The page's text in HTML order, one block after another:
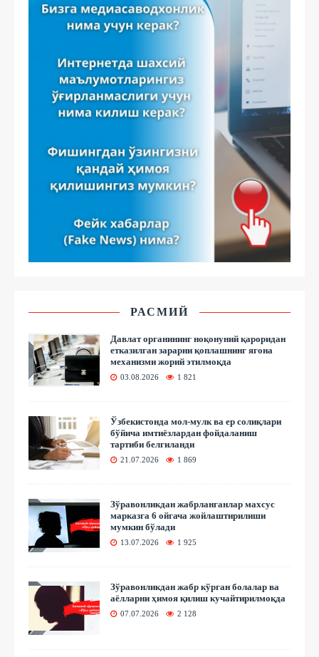
РАСМИЙ
Давлат органининг ноқонуний қароридан
етказилган зарарни қоплашнинг ягона
механизми жорий этилмоқда
03.08.2026 1 821
Ўзбекистонда мол-мулк ва ер солиқлари
бўйича имтиёзлардан фойдаланиш
тартиби белгиланди
21.07.2026 1 869
Зўравонликдан жабрланганлар махсус
марказга 6 ойгача жойлаштирилиши
мумкин бўлади
13.07.2026 1 925
Зўравонликдан жабр кўрган болалар ва
аёлларни ҳимоя қилиш кучайтирилмоқда
07.07.2026 2 128